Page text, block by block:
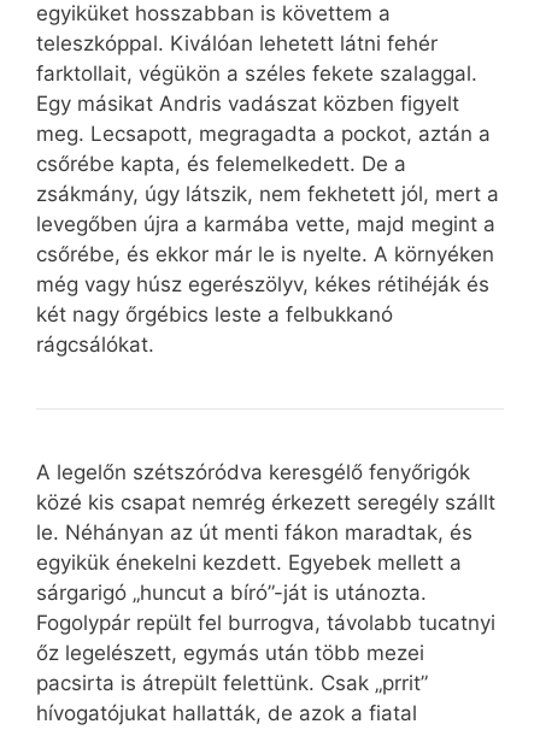
egyiküket hosszabban is követtem a
teleszkóppal. Kiválóan lehetett látni fehér
farktollait, végükön a széles fekete szalaggal.
Egy másikat Andris vadászat közben figyelt
meg. Lecsapott, megragadta a pockot, aztán a
csőrébe kapta, és felemelkedett. De a
zsákmány, úgy látszik, nem fekhetett jól, mert a
levegőben újra a karmába vette, majd megint a
csőrébe, és ekkor már le is nyelte. A környéken
még vagy húsz egerészölyv, kékes rétihéják és
két nagy őrgébics leste a felbukkanó
rágcsálókat.
A legelőn szétszóródva keresgélő fenyőrigók
közé kis csapat nemrég érkezett seregély szállt
le. Néhányan az út menti fákon maradtak, és
egyikük énekelni kezdett. Egyebek mellett a
sárgarigó „huncut a bíró”-ját is utánozta.
Fogolypár repült fel burrogva, távolabb tucatnyi
őz legelészett, egymás után több mezei
pacsirta is átrepült felettünk. Csak „prrit”
hívogatójukat hallatták, de azok a fiatal